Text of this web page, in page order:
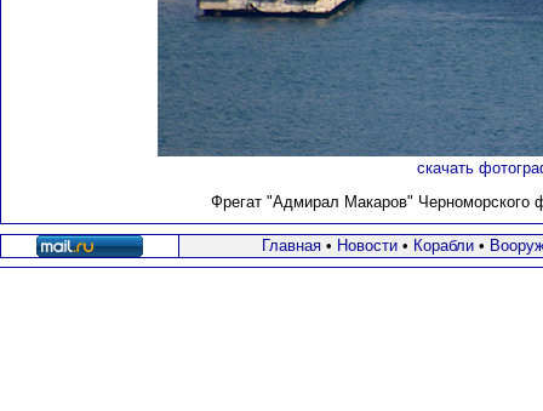
скачать
Фрегат "Адмирал Макаров" Черноморского
Главная• Новости• Корабли•